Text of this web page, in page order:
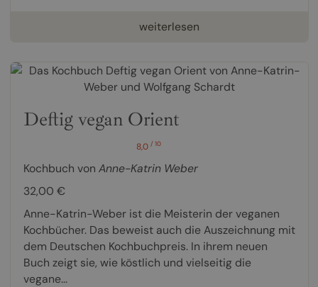
weiterlesen
Deftig vegan Orient
8,0/ 10
Kochbuch von Anne-Katrin Weber
32,00 €
Anne-Katrin-Weber ist die Meisterin der veganen
Kochbücher. Das beweist auch die Auszeichnung mit
dem Deutschen Kochbuchpreis. In ihrem neuen
Buch zeigt sie, wie köstlich und vielseitig die
vegane...